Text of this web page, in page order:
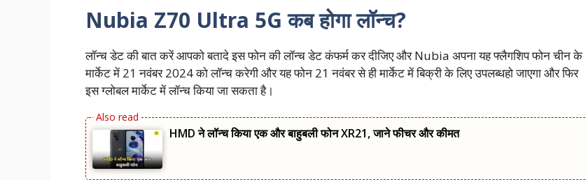
Nubia Z70 Ultra 5G कब होगा लॉन्च?
लॉन्च डेट की बात करें आपको बतादे इस फोन की लॉन्च डेट कंफर्म कर दीजिए और Nubia अपना यह फ्लैगशिप फोन चीन के
मार्केट में 21 नवंबर 2024 को लॉन्च करेगी और यह फोन 21 नवंबर से ही मार्केट में बिक्री के लिए उपलब्धहो जाएगा और फिर
इस ग्लोबल मार्केट में लॉन्च किया जा सकता है।
HMD ने लॉन्च किया एक और बाहुबली फोन XR21, जाने फीचर और कीमत